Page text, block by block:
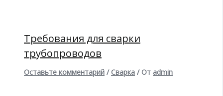
Требования для сварки
трубопроводов
Оставьте комментарий / Сварка / От admin